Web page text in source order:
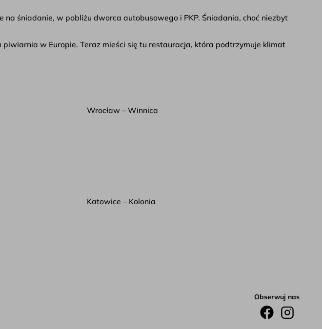
śniadanie, w pobliżu dworca autobusowego i PKP. Śniadania, choć niezbyt
w Europie. Teraz mieści się tu restauracja, która podtrzymuje klimat
Wrocław – Winnica
Katowice – Kolonia
Obserwuj nas